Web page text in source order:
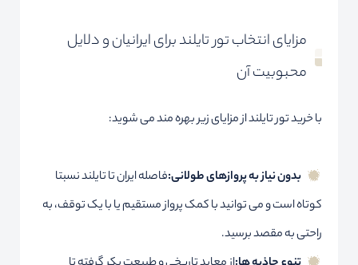
مزایای انتخاب تور تایلند برای ایرانیان و دلایل
محبوبیت آن
با خرید تور تایلند از مزایای زیر بهره مند می شوید:
بدون نیاز به پروازهای طولانی:فاصله ایران تا تایلند نسبتا
کوتاه است و می توانید با کمک پرواز مستقیم یا با یک توقف، به
راحتی به مقصد برسید.